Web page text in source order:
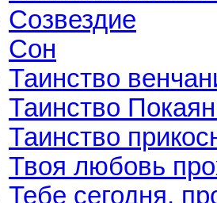
Созвездие
Сон
Таинство
Таинство
Таинство
Твоя любовь
Тебе сегодня,